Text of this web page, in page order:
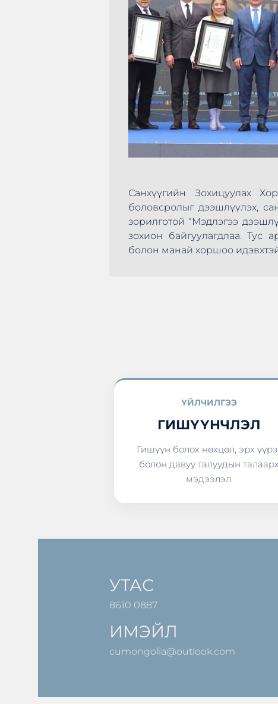
Санхүүгийн Зохицуулах
боловсролыг дээшлүүлэх,
зорилготой “Мэдлэгээ
зохион байгуулагдлаа.
болон манай хоршоо
ҮЙЛЧИЛГЭЭ
ГИШҮҮНЧЛЭЛ
Гишүүн болох нөхцөл, эрх
болон давуу талуудын талаарх
мэдээлэл.
УТАС
8610 0887
ИМЭЙЛ
cumongolia@outlook.com